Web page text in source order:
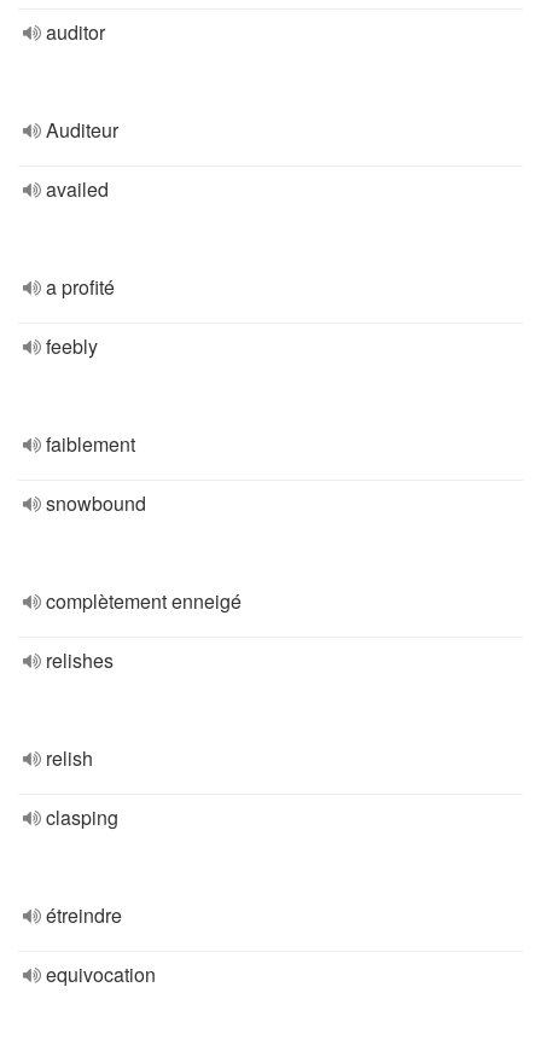
auditor
Auditeur
availed
a profité
feebly
faiblement
snowbound
complètement enneigé
relishes
relish
clasping
étreindre
equivocation